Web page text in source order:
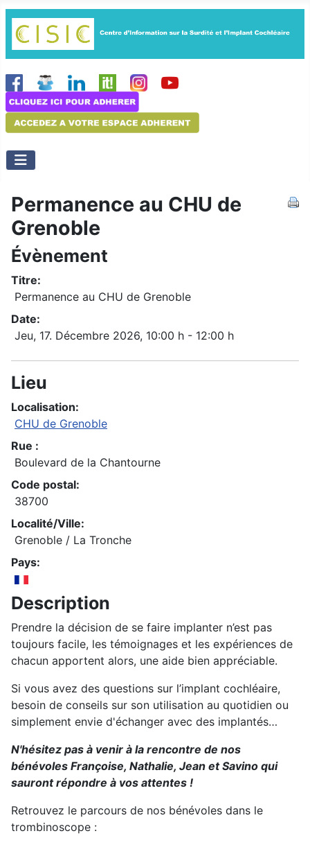
Permanence au CHU de
Grenoble
Évènement
Titre:
Permanence au CHU de Grenoble
Date:
Jeu, 17. Décembre 2026, 10:00 h - 12:00 h
Lieu
Localisation:
CHU de Grenoble
Rue :
Boulevard de la Chantourne
Code postal:
38700
Localité/Ville:
Grenoble / La Tronche
Pays:
Description
Prendre la décision de se faire implanter n’est pas
toujours facile, les témoignages et les expériences de
chacun apportent alors, une aide bien appréciable.
Si vous avez des questions sur l’implant cochléaire,
besoin de conseils sur son utilisation au quotidien ou
simplement envie d'échanger avec des implantés…
N'hésitez pas à venir à la rencontre de nos
bénévoles Françoise, Nathalie, Jean et Savino qui
sauront répondre à vos attentes !
Retrouvez le parcours de nos bénévoles dans le
trombinoscope :